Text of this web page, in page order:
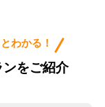
わかる！
をご紹介